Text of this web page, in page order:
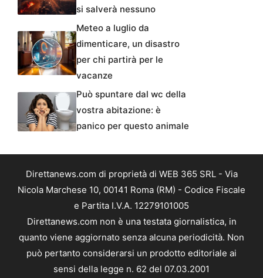
si salverà nessuno
Meteo a luglio da
dimenticare, un disastro
per chi partirà per le
vacanze
Può spuntare dal wc della
vostra abitazione: è
panico per questo animale
Direttanews.com di proprietà di WEB 365 SRL - Via
Nicola Marchese 10, 00141 Roma (RM) - Codice Fiscale
e Partita I.V.A. 12279101005
Direttanews.com non è una testata giornalistica, in
quanto viene aggiornato senza alcuna periodicità. Non
può pertanto considerarsi un prodotto editoriale ai
sensi della legge n. 62 del 07.03.2001